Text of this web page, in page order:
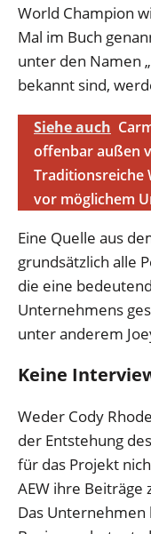
World Champion
Mal im Buch
unter den Namen
bekannt sind,
Siehe auch
offenbar außen
Traditionsreiche
vor möglichem
Eine Quelle aus
grundsätzlich alle
die eine
Unternehmens
unter anderem
Keine
Weder Cody
der Entstehung
für das Projekt
AEW ihre
Das Unternehmen